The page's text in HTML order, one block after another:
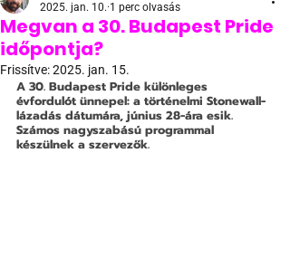
Megvan a 30. Budapest Pride
időpontja?
2025. jan. 10. 1 perc olvasás
Frissítve:2025. jan. 15.
A 30. Budapest Pride különleges
évfordulót ünnepel: a történelmi Stonewall-
lázadás dátumára, június 28-ára esik.
Számos nagyszabású programmal
készülnek a szervezők.